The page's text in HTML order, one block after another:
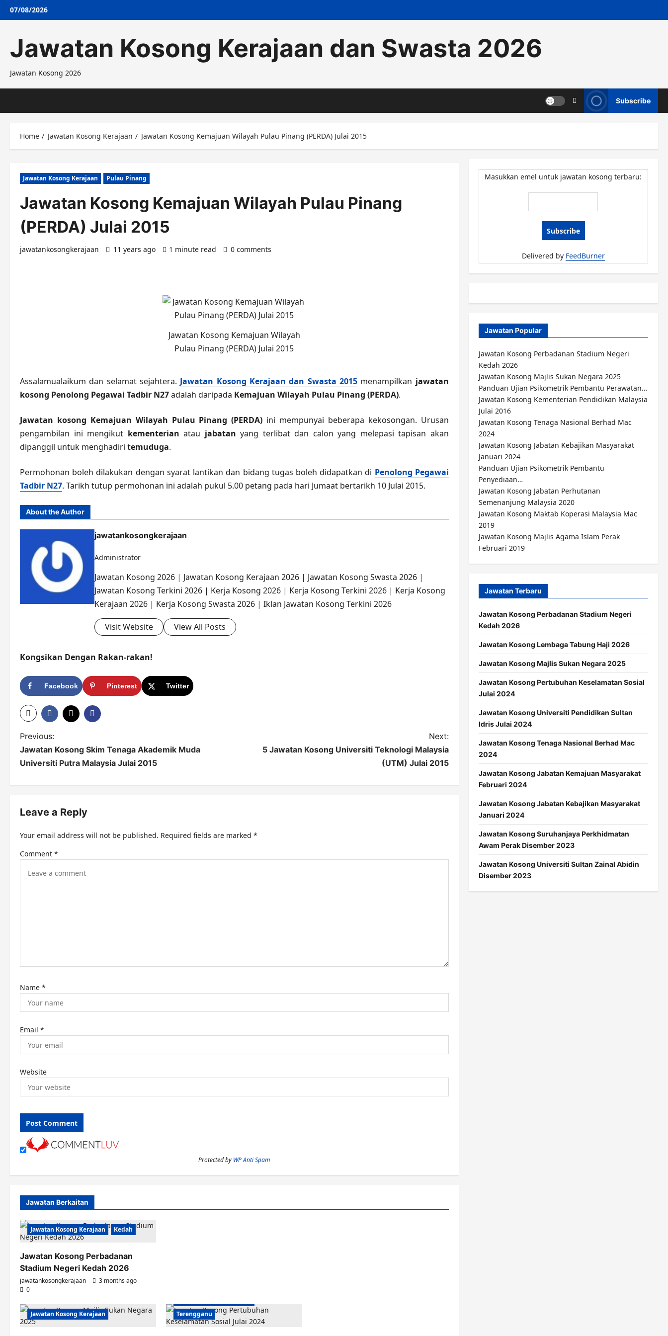
Skip07/08/2026
Jawatan Kosong Kerajaan dan Swasta 2026
Jawatan Kosong 2026
Subscribe
Home Jawatan Kosong Kerajaan Jawatan Kosong Kemajuan Wilayah Pulau Pinang (PERDA) Julai 2015
Jawatan Kosong Kerajaan Pulau Pinang
Jawatan Kosong Kemajuan Wilayah Pulau Pinang
(PERDA) Julai 2015
jawatankosongkerajaan 11 years ago 1 minute read 0 comments
Jawatan Kosong Kemajuan Wilayah
Pulau Pinang (PERDA) Julai 2015
Assalamualaikum dan selamat sejahtera. Jawatan Kosong Kerajaan dan Swasta 2015 menampilkan jawatan
kosong Penolong Pegawai Tadbir N27adalah daripada Kemajuan Wilayah Pulau Pinang (PERDA).
Jawatan kosong Kemajuan Wilayah Pulau Pinang (PERDA) ini mempunyai beberapa kekosongan. Urusan
pengambilan ini mengikut kementerian atau jabatan yang terlibat dan calon yang melepasi tapisan akan
dipanggil untuk menghadiri temuduga.
Permohonan boleh dilakukan dengan syarat lantikan dan bidang tugas boleh didapatkan di Penolong Pegawai
Tadbir N27. Tarikh tutup permohonan ini adalah pukul 5.00 petang pada hari Jumaat bertarikh 10 Julai 2015.
About the Author
jawatankosongkerajaan
Administrator
Jawatan Kosong 2026 | Jawatan Kosong Kerajaan 2026 | Jawatan Kosong Swasta 2026 |
Jawatan Kosong Terkini 2026 | Kerja Kosong 2026 | Kerja Kosong Terkini 2026 | Kerja Kosong
Kerajaan 2026 | Kerja Kosong Swasta 2026 | Iklan Jawatan Kosong Terkini 2026
Visit Website View All Posts
Kongsikan Dengan Rakan-rakan!
Facebook Pinterest Twitter
P
o
n
i
n
Previous:
Jawatan Kosong Skim Tenaga Akademik Muda
Universiti Putra Malaysia Julai 2015
Next:
5 Jawatan Kosong Universiti Teknologi Malaysia
(UTM) Julai 2015
Leave a Reply
Your email address will not be published. Required fields are marked *
Comment *
Name *
Email *
Website
Protected by WP Anti Spam
Jawatan Berkaitan
Jawatan Kosong Kerajaan Kedah
Jawatan Kosong Perbadanan
Stadium Negeri Kedah 2026
jawatankosongkerajaan
3 months ago
0
Jawatan Kosong Kerajaan
Terengganu
Masukkan emel untuk jawatan kosong terbaru:
Delivered by FeedBurner
Jawatan Popular
Jawatan Kosong Perbadanan Stadium Negeri
Kedah 2026
Jawatan Kosong Majlis Sukan Negara 2025
Panduan Ujian Psikometrik Pembantu Perawatan…
Jawatan Kosong Kementerian Pendidikan Malaysia
Julai 2016
Jawatan Kosong Tenaga Nasional Berhad Mac
2024
Jawatan Kosong Jabatan Kebajikan Masyarakat
Januari 2024
Panduan Ujian Psikometrik Pembantu
Penyediaan…
Jawatan Kosong Jabatan Perhutanan
Semenanjung Malaysia 2020
Jawatan Kosong Maktab Koperasi Malaysia Mac
2019
Jawatan Kosong Majlis Agama Islam Perak
Februari 2019
Jawatan Terbaru
Jawatan Kosong Perbadanan Stadium Negeri
Kedah 2026
Jawatan Kosong Lembaga Tabung Haji 2026
Jawatan Kosong Majlis Sukan Negara 2025
Jawatan Kosong Pertubuhan Keselamatan Sosial
Julai 2024
Jawatan Kosong Universiti Pendidikan Sultan
Idris Julai 2024
Jawatan Kosong Tenaga Nasional Berhad Mac
2024
Jawatan Kosong Jabatan Kemajuan Masyarakat
Februari 2024
Jawatan Kosong Jabatan Kebajikan Masyarakat
Januari 2024
Jawatan Kosong Suruhanjaya Perkhidmatan
Awam Perak Disember 2023
Jawatan Kosong Universiti Sultan Zainal Abidin
Disember 2023